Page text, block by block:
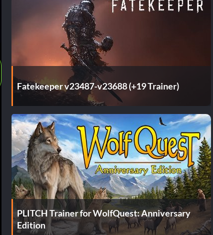
Fatekeeper v23487-v23688 (+19 Trainer)
PLITCH Trainer for WolfQuest: Anniversary
Edition